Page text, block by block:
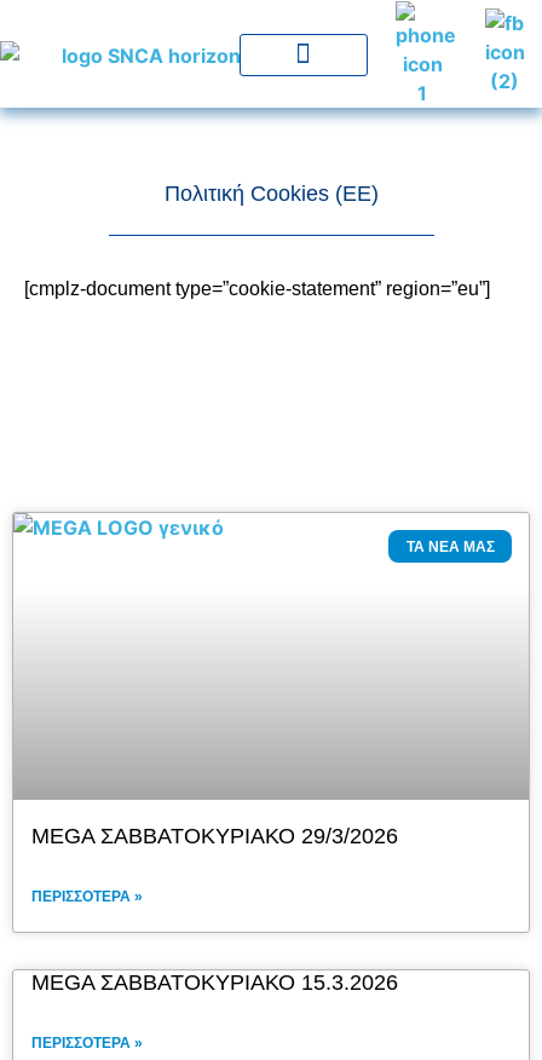
Πολιτική Cookies (ΕΕ)
[cmplz-document type=”cookie-statement” region=”eu”]
ΤΑ ΝΈΑ ΜΑΣ
MEGA ΣΑΒΒΑΤΟΚΥΡΙΑΚΟ 29/3/2026
ΠΕΡΙΣΣΌΤΕΡΑ »
MEGA ΣΑΒΒΑΤΟΚΥΡΙΑΚΟ 15.3.2026
ΠΕΡΙΣΣΌΤΕΡΑ »